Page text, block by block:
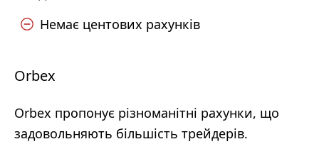
Немає центових рахунків
Orbex
Orbex пропонує різноманітні рахунки, що
задовольняють більшість трейдерів.